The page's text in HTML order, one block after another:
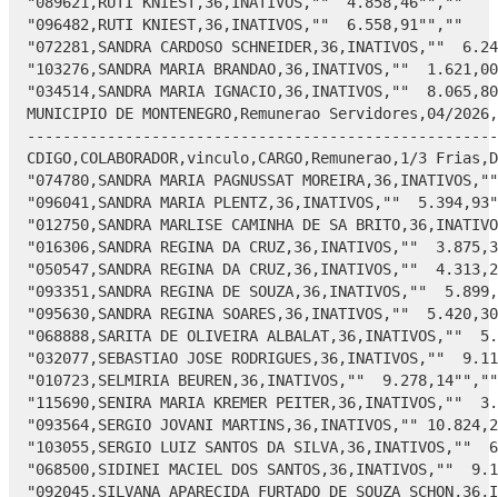
REN,36,INATIVOS,""  9.278,14"",""    0,00"",""    0,00"",""  952,18"",""  532,85"","" 7.793,11"",""     0,00"""
"115690,SENIRA MARIA KREMER PEITER,36,INATIVOS,""  3.556,91"",""    0,00"",""    0,00"",""  454,56"",""  284,55"","" 2.817,80"",""     0,00"",071994,SERGIO DE CASTRO CARVALHO,36,INATIVOS,""  9.158,52"",""    0,00"",""    0,00"",""    0,00"",""  681,11"","" 8.477,41"",""     0,00"""
"093564,SERGIO JOVANI MARTINS,36,INATIVOS,"" 10.824,24"",""    0,00"",""    0,00"",""1.900,96"",""1.108,81"","" 7.814,47"",""     0,00"""
"103055,SERGIO LUIZ SANTOS DA SILVA,36,INATIVOS,""  6.078,81"",""    0,00"",""    0,00"",""  426,70"",""  486,30"","" 5.165,81"",""     0,00"""
"068500,SIDINEI MACIEL DOS SANTOS,36,INATIVOS,""  9.140,92"",""    0,00"",""    0,00"",""  914,45"",""  584,18"","" 7.642,29"",""     0,00"""
"092045,SILVANA APARECIDA FURTADO DE SOUZA SCHON,36,INATIVOS,"" 17.276,51"",""    0,00"",""    0,00"",""3.538,25"",""2.308,61"",""11.429,65"",""     0,00"""
"073857,SILVANA LONGHI DE SIQUEIRA,36,INATIVOS,""  6.884,15"",""    0,00"",""    0,00"",""  755,40"",""  550,73"","" 5.578,02"",""     0,00"""
"089184,SILVANA LONGHI DE SIQUEIRA,36,INATIVOS,""  7.046,77"",""    0,00"",""    0,00"",""1.999,89"",""  563,74"","" 4.483,14"",""     0,00"""
"062804,SILVANA MARA PLENTZ,36,INATIVOS,""  6.938,36"",""    0,00"",""    0,00"",""  265,82"",""  555,07"","" 6.117,47"",""     0,00"""
"066982,SILVANA MARGARETE MOTTIN,36,INATIVOS,""  5.748,31"",""    0,00"",""    0,00"",""    0,00"",""  459,86"","" 5.288,45"",""     0,00"""
"061271,SILVANA MARIA STEFFEN,36,INATIVOS,""  6.512,27"",""    0,00"",""    0,00"",""  113,22"",""  520,98"","" 5.878,07"",""     0,00"""
"092240,SILVANA SCHALLENBERGER,36,INATIVOS,""  7.046,77"",""    0,00"",""    0,00"",""1.937,86"",""  563,74"","" 4.545,17"",""     0,00"""
"063312,SILVIA ELIANE SILVEIRA ACUNHA,36,INATIVOS,""  6.884,15"",""    0,00"",""    0,00"",""  755,40"",""  550,73"","" 5.578,02"",""     0,00"""
"049360,SILVIA MARIA BORCHARTT MORAES,36,INATIVOS,""  6.600,96"",""    0,00"",""    0,00"",""  639,81"",""  474,43"","" 5.486,72"",""     0,00"""
"062367,SILVIA REGINA MACHADO,36,INATIVOS,""  6.829,94"",""    0,00"",""    0,00"",""  733,27"",""  546,40"","" 5.550,27"",""     0,00"",063134,SIMONE ANDREA STEIGLEDER BECKER,36,INATIVOS,""  6.323,14"",""    0,00"",""    0,00"",""  526,42"",""  505,85"","" 5.290,87"",""     0,00"""
"092207,SIMONE ANDREA STEIGLEDER BECKER,36,INATIVOS,""  6.719,01"",""    0,00"",""    0,00"",""1.984,46"",""  537,52"","" 4.197,03"",""     0,00"""
"093335,SIMONE DE OLIVEIRA MORENO,36,INATIVOS,""  3.856,57"",""    0,00"",""    0,00"",""    0,00"",""  308,53"","" 3.548,04"",""     0,00"""
"093548,SIMONE DE OLIVEIRA MORENO,36,INATIVOS,""  6.992,60"",""    0,00"",""    0,00"",""1.907,81"",""  559,41"","" 4.525,38"",""     0,00"""
"107689,SIMONE